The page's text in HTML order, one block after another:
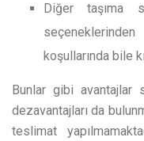
Diğer taşıma
koşullarında bile
Bunlar gibi avantajlar
dezavantajları da
teslimat